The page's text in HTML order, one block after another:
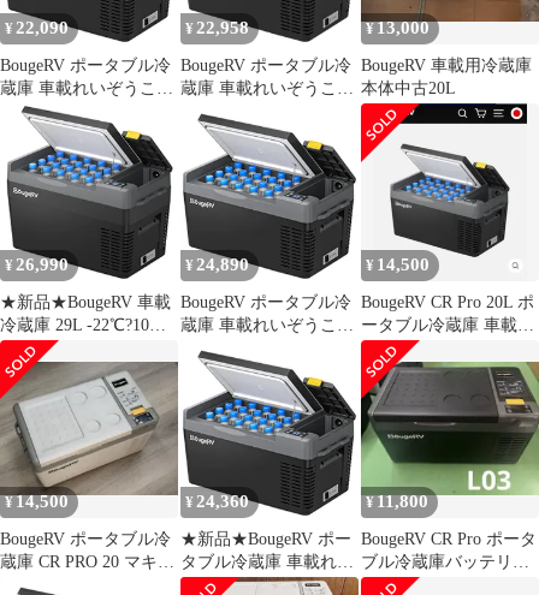
蔵庫用保護カバー 20Le 気式 車載 電動 車に乗
せる 静音 e781e1da
¥ 22,090
BougeRV ポータブル冷
蔵庫 車載れいぞうこ
20L -22℃?10℃ 急速冷
凍 【バッテリー内蔵可
能・バッテリー別売】
3WAY電源 DC12V/24V
AC100V 車載冷蔵冷凍
庫 クーラーボックス 電
気式 車載 電動 車に乗
せる 静音 大容量 省エ
ネ
¥ 22,958
BougeRV ポータブル冷
蔵庫 車載れいぞうこ
20L -22℃～10℃ 急速冷
凍 バッテリー内蔵可能
3WAY電源 DC12V/24V
AC100V 車載冷蔵冷凍
庫 クーラーボックス 電
気式 車載 電動 車に乗
せる 静音 大容量 省エ
ネ 車載家庭両用 小…
¥13,000
BougeRV 車載用冷蔵庫
本体中古20L
¥ 26,990
★新品★BougeRV 車載
冷蔵庫 29L -22℃?10℃
急速冷凍 ポータブルれ
いぞうこ 【バッテリー
は別売りで、内蔵可
能】車載冷蔵冷凍庫
3WAY電源 DC12V/24V
AC100V 大容量 クーラ
ーボックス 電気式 電動
静音 省エ 99450f49
¥ 24,890
BougeRV ポータブル冷
蔵庫 車載れいぞうこ
20L -22℃?10℃ 急速冷
凍 【バッテリー内蔵可
能・バッテリー別売】
3WAY電源 DC12V/24V
AC100V 車載冷蔵冷凍
庫 クーラーボックス 電
気式 車載 電動 車に乗
せる 静音 4577d4a5
¥ 14,500
BougeRV CR Pro 20L ポ
ータブル冷蔵庫 車載冷
蔵庫
¥14,500
BougeRV ポータブル冷
蔵庫 CR PRO 20 マキタ
18vバッテリーも可
¥ 24,360
★新品★BougeRV ポー
タブル冷蔵庫 車載れい
ぞうこ 20L -22℃?10℃
¥11,800
BougeRV CR Pro ポータ
ブル冷蔵庫バッテリー
内蔵可能急速冷凍 20L